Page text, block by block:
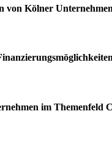
von Kölner
im